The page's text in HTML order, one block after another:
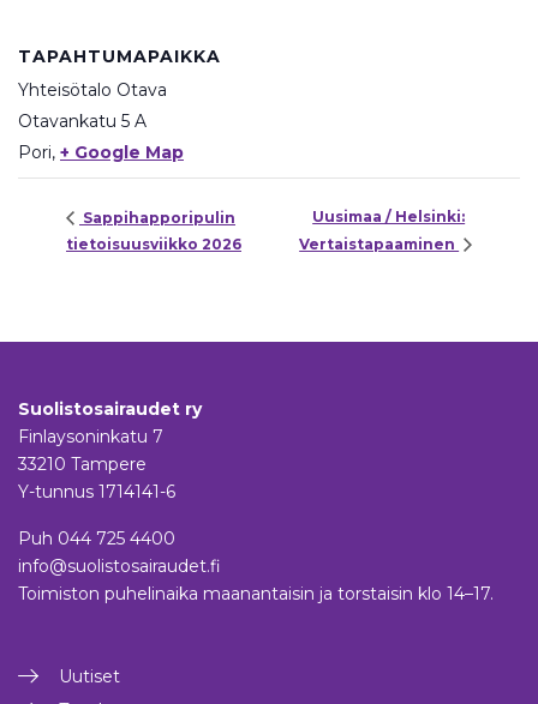
TAPAHTUMAPAIKKA
Yhteisötalo Otava
Otavankatu 5 A
Pori, + Google Map
Sappihapporipulin
tietoisuusviikko 2026
Uusimaa / Helsinki:
Vertaistapaaminen
Suolistosairaudet ry
Finlaysoninkatu 7
33210 Tampere
Y-tunnus 1714141-6
Puh 044 725 4400
info@suolistosairaudet.fi
Toimiston puhelinaika maanantaisin ja torstaisin klo 14–17.
Uutiset